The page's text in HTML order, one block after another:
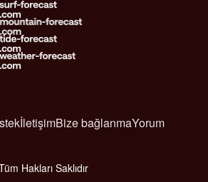
İletişimBize bağlanmaYorum
Hakları Saklıdır